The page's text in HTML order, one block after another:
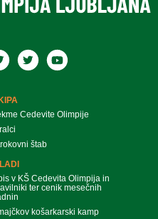
Cedevite Olimpije
štab
v KŠ Cedevita Olimpija in
ter cenik mesečnih
košarkarski kamp